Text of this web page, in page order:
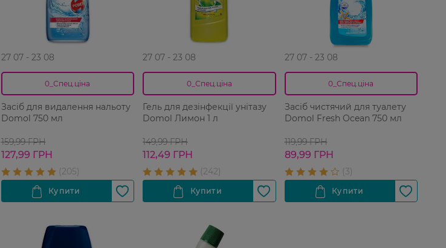
27 07 - 23 08
0_Спец.ціна
Засіб для видалення нальоту
Domol 750 мл
159,99 ГРН
127,99 ГРН
27 07 - 23 08
0_Спец.ціна
Гель для дезінфекції унітазу
Domol Лимон 1 л
149,99 ГРН
112,49 ГРН
27 07 - 23 08
0_Спец.ціна
Засіб чистячий для туалету
Domol Fresh Ocean 750 мл
119,99 ГРН
89,99 ГРН